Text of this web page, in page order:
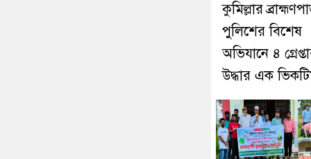
কুমিল্লার
পুলিশের বিশেষ
অভিযানে ৪
উদ্ধার এক